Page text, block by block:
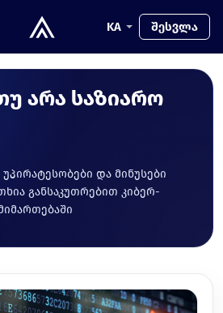
KA შესვლა
არა საზიარო
და მინუსები
განსაკუთრებით კიბერ-